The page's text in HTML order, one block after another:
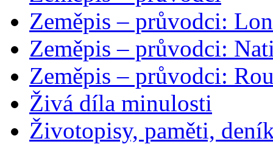
Zeměpis – průvodci:
Zeměpis – průvodci:
Zeměpis – průvodci:
Živá díla minulosti
Životopisy, paměti,